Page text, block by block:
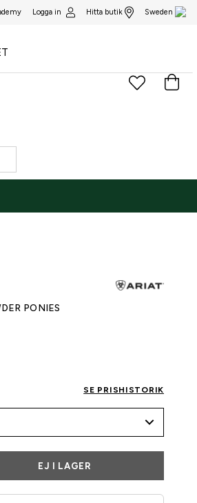
Logga in Hitta butik Sweden
PONIES
SE PRISHISTORIK
EJ I LAGER